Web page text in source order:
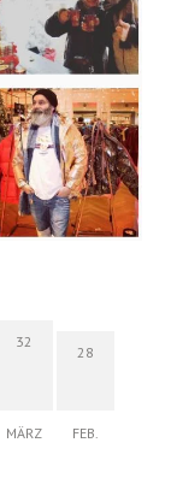
32
MÄRZ
28
FEB.